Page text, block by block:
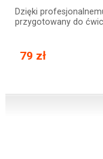
Dzięki
przygotowany do
79 zł